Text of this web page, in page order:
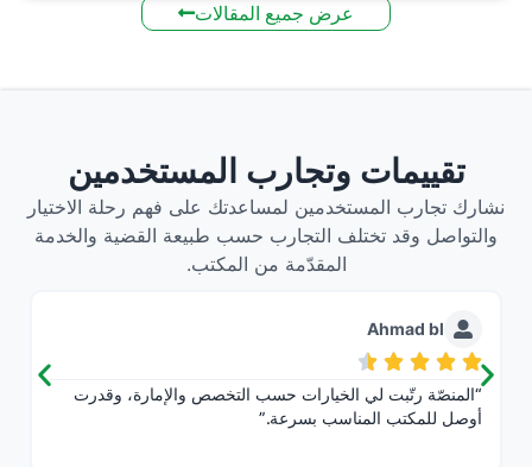
عرض جميع المقالات
تقييمات وتجارب المستخدمين
نشارك تجارب المستخدمين لمساعدتك على فهم رحلة الاختيار
والتواصل وقد تختلف التجارب حسب طبيعة القضية والخدمة
المقدّمة من المكتب.
Ahmad bl
“المنصّة رتّبت لي الخيارات حسب التخصص والإمارة، وقدرت
أوصل للمكتب المناسب بسرعة.”